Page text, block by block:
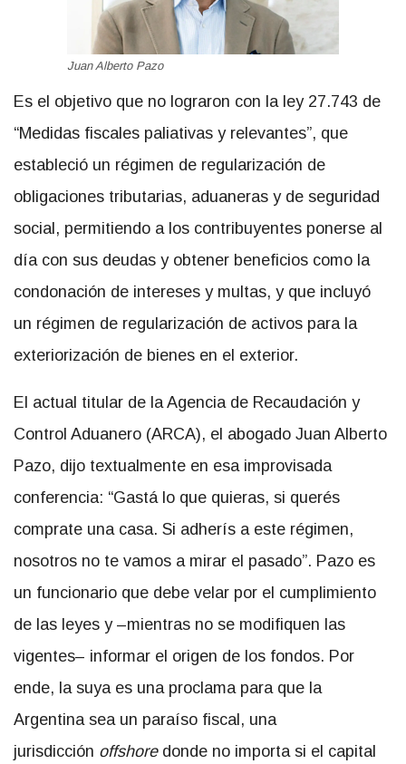
Juan Alberto Pazo
Es el objetivo que no lograron con la ley 27.743 de
“Medidas fiscales paliativas y relevantes”, que
estableció un régimen de regularización de
obligaciones tributarias, aduaneras y de seguridad
social, permitiendo a los contribuyentes ponerse al
día con sus deudas y obtener beneficios como la
condonación de intereses y multas, y que incluyó
un régimen de regularización de activos para la
exteriorización de bienes en el exterior.
El actual titular de la Agencia de Recaudación y
Control Aduanero (ARCA), el abogado Juan Alberto
Pazo, dijo textualmente en esa improvisada
conferencia: “Gastá lo que quieras, si querés
comprate una casa. Si adherís a este régimen,
nosotros no te vamos a mirar el pasado”. Pazo es
un funcionario que debe velar por el cumplimiento
de las leyes y –mientras no se modifiquen las
vigentes– informar el origen de los fondos. Por
ende, la suya es una proclama para que la
Argentina sea un paraíso fiscal, una
jurisdicción offshoredonde no importa si el capital